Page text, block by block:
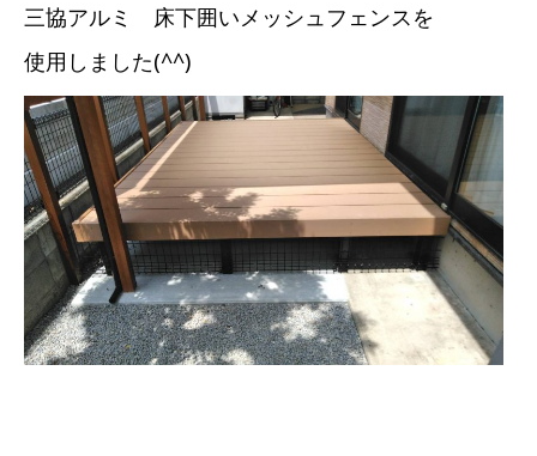
三協アルミ 床下囲いメッシュフェンスを
使用しました(^^)